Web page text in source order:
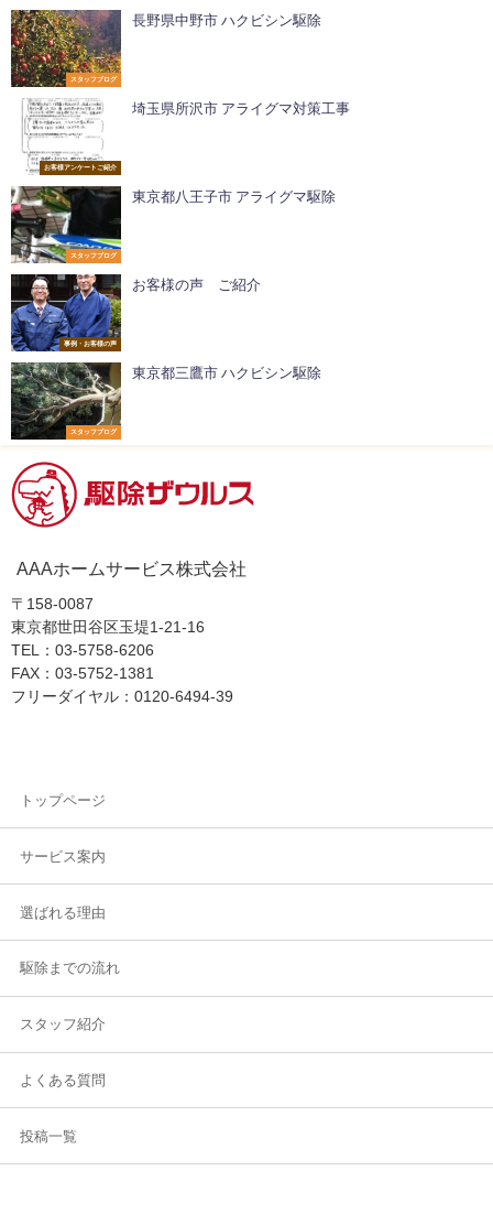
スタッフブログ
長野県中野市 ハクビシン駆除
お客様アンケートご紹介
埼玉県所沢市 アライグマ対策工事
スタッフブログ
東京都八王子市 アライグマ駆除
事例・お客様の声
お客様の声 ご紹介
スタッフブログ
東京都三鷹市 ハクビシン駆除
AAAホームサービス株式会社
〒158-0087
東京都世田谷区玉堤1-21-16
TEL：03-5758-6206
FAX：03-5752-1381
フリーダイヤル：0120-6494-39
トップページ
サービス案内
選ばれる理由
駆除までの流れ
スタッフ紹介
よくある質問
投稿一覧